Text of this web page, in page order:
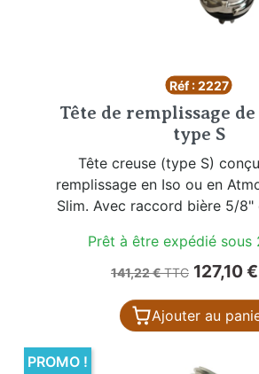
Réf : 2227
Tête de remplissage
type S
Tête creuse (type S)
remplissage en Iso ou en
Slim. Avec raccord bière 5/8"
Prêt à être expédié sous
Prix de base
141,22 €TTC Prix
127,10 €
Ajouter au
PROMO !